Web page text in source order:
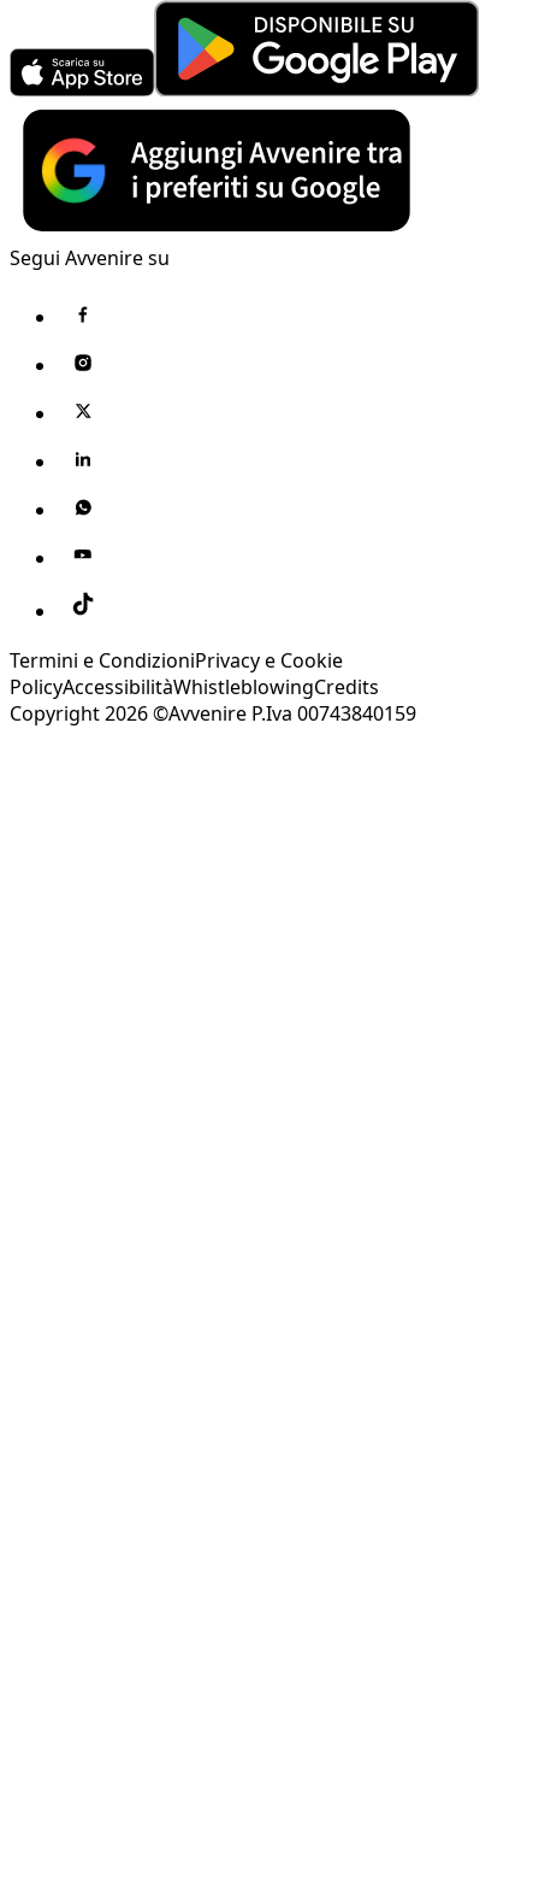
Segui Avvenire su
Termini e CondizioniPrivacy e Cookie
PolicyAccessibilitàWhistleblowingCredits
Copyright 2026 ©Avvenire P.Iva 00743840159